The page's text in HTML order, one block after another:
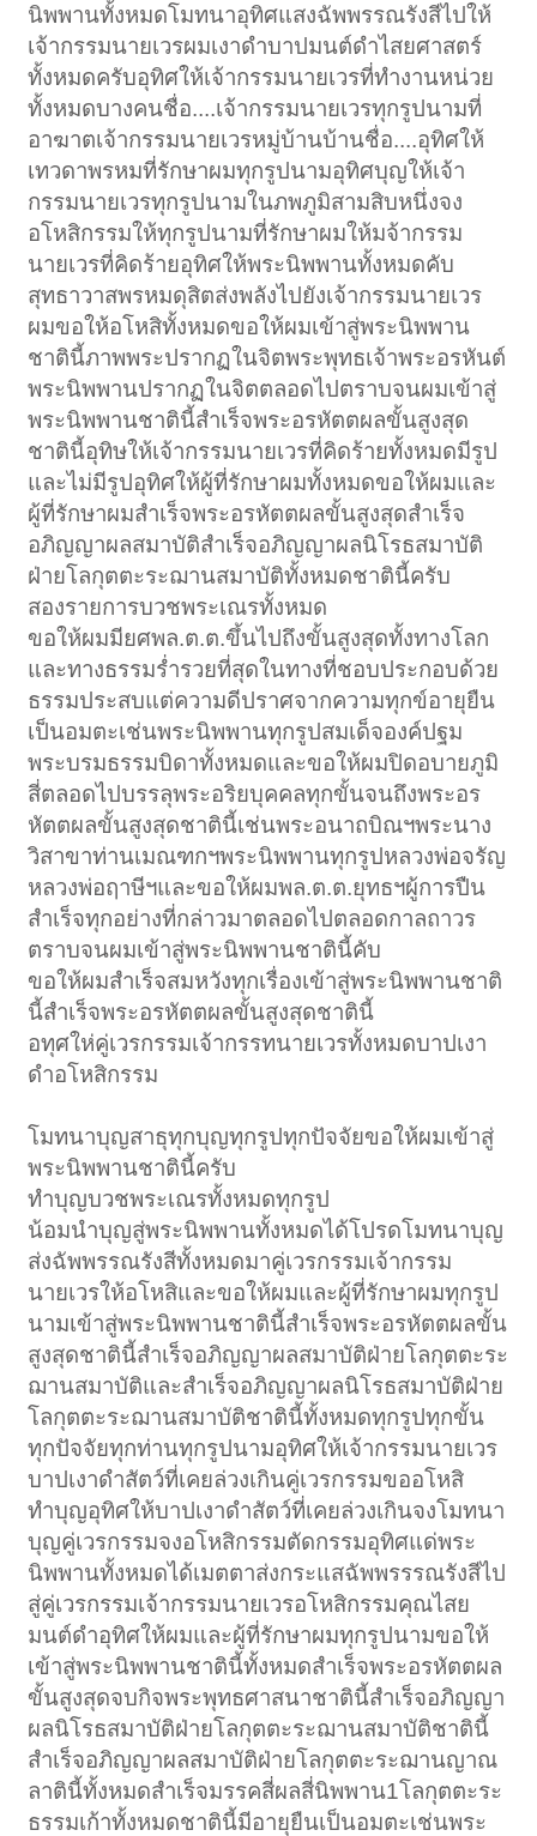
นิพพานทั้งหมดโมทนาอุทิศแสงฉัพพรรณรังสีไปให้
เจ้ากรรมนายเวรผมเงาดำบาปมนต์ดำไสยศาสตร์
ทั้งหมดครับอุทิศให้เจ้ากรรมนายเวรที่ทำงานหน่วย
ทั้งหมดบางคนชื่อ....เจ้ากรรมนายเวรทุกรูปนามที่
อาฆาตเจ้ากรรมนายเวรหมู่บ้านบ้านชื่อ....อุทิศให้
เทวดาพรหมที่รักษาผมทุกรูปนามอุทิศบุญให้เจ้า
กรรมนายเวรทุกรูปนามในภพภูมิสามสิบหนึ่งจง
อโหสิกรรมให้ทุกรูปนามที่รักษาผมให้มจ้ากรรม
นายเวรที่คิดร้ายอุทิศให้พระนิพพานทั้งหมดคับ
สุทธาวาสพรหมดุสิตส่งพลังไปยังเจ้ากรรมนายเวร
ผมขอให้อโหสิทั้งหมดขอให้ผมเข้าสู่พระนิพพาน
ชาตินี้ภาพพระปรากฏในจิตพระพุทธเจ้าพระอรหันต์
พระนิพพานปรากฏในจิตตลอดไปตราบจนผมเข้าสู่
พระนิพพานชาตินี้สำเร็จพระอรหัตตผลขั้นสูงสุด
ชาตินี้อุทิษให้เจ้ากรรมนายเวรที่คิดร้ายทั้งหมดมีรูป
และไม่มีรูปอุทิศให้ผู้ที่รักษาผมทั้งหมดขอให้ผมและ
ผู้ที่รักษาผมสำเร็จพระอรหัตตผลขั้นสูงสุดสำเร็จ
อภิญญาผลสมาบัติสำเร็จอภิญญาผลนิโรธสมาบัติ
ฝ่ายโลกุตตะระฌานสมาบัติทั้งหมดชาตินี้ครับ
สองรายการบวชพระเณรทั้งหมด
ขอให้ผมมียศพล.ต.ต.ขึ้นไปถึงขั้นสูงสุดทั้งทางโลก
และทางธรรมร่ำรวยที่สุดในทางที่ชอบประกอบด้วย
ธรรมประสบแต่ความดีปราศจากความทุกข์อายุยืน
เป็นอมตะเช่นพระนิพพานทุกรูปสมเด็จองค์ปฐม
พระบรมธรรมบิดาทั้งหมดและขอให้ผมปิดอบายภูมิ
สี่ตลอดไปบรรลุพระอริยบุคคลทุกขั้นจนถึงพระอร
หัตตผลขั้นสูงสุดชาตินี้เช่นพระอนาถบิณฯพระนาง
วิสาขาท่านเมณฑกฯพระนิพพานทุกรูปหลวงพ่อจรัญ
หลวงพ่อฤาษีฯและขอให้ผมพล.ต.ต.ยุทธฯผู้การปืน
สำเร็จทุกอย่างที่กล่าวมาตลอดไปตลอดกาลถาวร
ตราบจนผมเข้าสู่พระนิพพานชาตินี้คับ
ขอให้ผมสำเร็จสมหวังทุกเรื่องเข้าสู่พระนิพพานชาติ
นี้สำเร็จพระอรหัตตผลขั้นสูงสุดชาตินี้
อทุศให่คู่เวรกรรมเจ้ากรรทนายเวรทั้งหมดบาปเงา
ดำอโหสิกรรม
โมทนาบุญสาธุทุกบุญทุกรูปทุกปัจจัยขอให้ผมเข้าสู่
พระนิพพานชาตินี้ครับ
ทำบุญบวชพระเณรทั้งหมดทุกรูป
น้อมนำบุญสู่พระนิพพานทั้งหมดได้โปรดโมทนาบุญ
ส่งฉัพพรรณรังสีทั้งหมดมาคู่เวรกรรมเจ้ากรรม
นายเวรให้อโหสิและขอให้ผมและผู้ที่รักษาผมทุกรูป
นามเข้าสู่พระนิพพานชาตินี้สำเร็จพระอรหัตตผลขั้น
สูงสุดชาตินี้สำเร็จอภิญญาผลสมาบัติฝ่ายโลกุตตะระ
ฌานสมาบัติและสำเร็จอภิญญาผลนิโรธสมาบัติฝ่าย
โลกุตตะระฌานสมาบัติชาตินี้ทั้งหมดทุกรูปทุกขั้น
ทุกปัจจัยทุกท่านทุกรูปนามอุทิศให้เจ้ากรรมนายเวร
บาปเงาดำสัตว์ที่เคยล่วงเกินคู่เวรกรรมขออโหสิ
ทำบุญอุทิศให้บาปเงาดำสัตว์ที่เคยล่วงเกินจงโมทนา
บุญคู่เวรกรรมจงอโหสิกรรมตัดกรรมอุทิศแด่พระ
นิพพานทั้งหมดได้เมตตาส่งกระแสฉัพพรรรณรังสีไป
สู่คู่เวรกรรมเจ้ากรรมนายเวรอโหสิกรรมคุณไสย
มนต์ดำอุทิศให้ผมและผู้ที่รักษาผมทุกรูปนามขอให้
เข้าสู่พระนิพพานชาตินี้ทั้งหมดสำเร็จพระอรหัตตผล
ขั้นสูงสุดจบกิจพระพุทธศาสนาชาตินี้สำเร็จอภิญญา
ผลนิโรธสมาบัติฝ่ายโลกุตตะระฌานสมาบัติชาตินี้
สำเร็จอภิญญาผลสมาบัติฝ่ายโลกุตตะระฌานญาณ
ลาตินี้ทั้งหมดสำเร็จมรรคสี่ผลสี่นิพพาน1โลกุตตะระ
ธรรมเก้าทั้งหมดชาตินี้มีอายุยืนเป็นอมตะเช่นพระ